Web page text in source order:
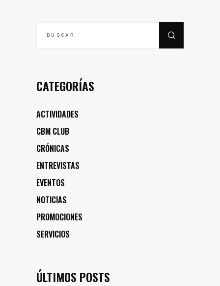
CATEGORÍAS
ACTIVIDADES
CBM CLUB
CRÓNICAS
ENTREVISTAS
EVENTOS
NOTICIAS
PROMOCIONES
SERVICIOS
ÚLTIMOS POSTS